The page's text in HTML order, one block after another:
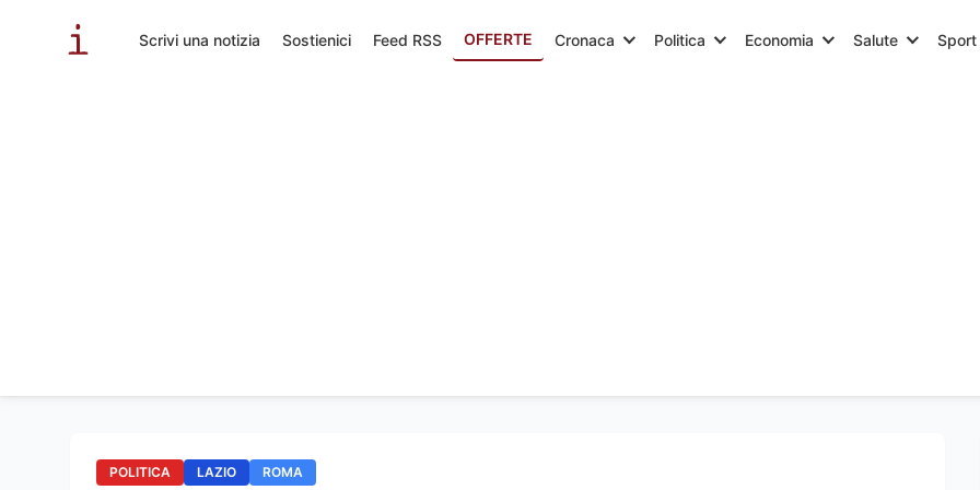
Scrivi una notizia Sostienici Feed RSS OFFERTE Cronaca Politica Economia Salute Sport
POLITICA LAZIO ROMA